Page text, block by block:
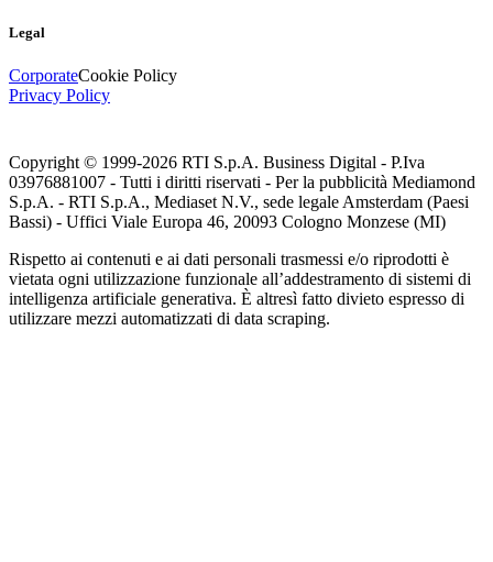
Legal
CorporateCookie Policy
Privacy Policy
Copyright © 1999-2026 RTI S.p.A. Business Digital - P.Iva
03976881007 - Tutti i diritti riservati - Per la pubblicità Mediamond
S.p.A. - RTI S.p.A., Mediaset N.V., sede legale Amsterdam (Paesi
Bassi) - Uffici Viale Europa 46, 20093 Cologno Monzese (MI)
Rispetto ai contenuti e ai dati personali trasmessi e/o riprodotti è
vietata ogni utilizzazione funzionale all’addestramento di sistemi di
intelligenza artificiale generativa. È altresì fatto divieto espresso di
utilizzare mezzi automatizzati di data scraping.